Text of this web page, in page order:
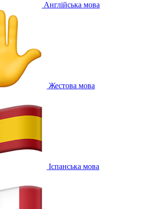
Англійська мова
Жестова мова
Іспанська мова